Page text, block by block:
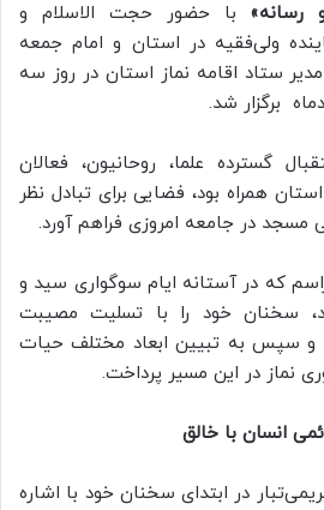
رسانه» با حضور حجت الاسلام و
ولی‌فقیه در استان و امام جمعه
ستاد اقامه نماز استان در روز سه
برگزار شد.
گسترده علما، روحانیون، فعالان
همراه بود، فضایی برای تبادل نظر
مسجد در جامعه امروزی فراهم آورد.
که در آستانه ایام سوگواری سید و
سخنان خود را با تسلیت مصیبت
و سپس به تبیین ابعاد مختلف حیات
نماز در این مسیر پرداخت.
انسان با خالق
در ابتدای سخنان خود با اشاره